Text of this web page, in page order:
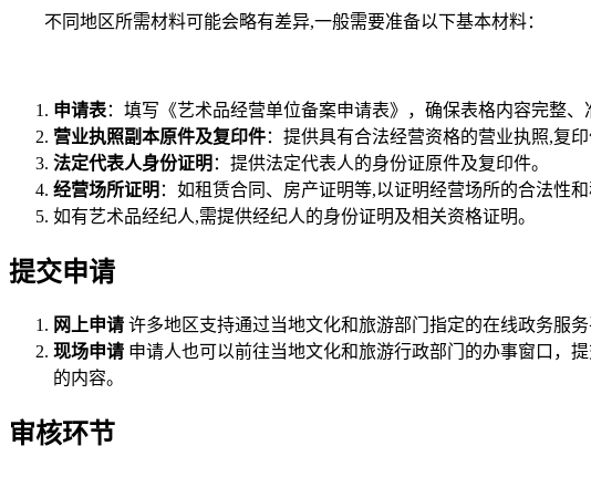
不同地区所需材料可能会略有差异,一般需要准备以下基本材料：
申请表：填写《艺术品经营单位备案申请表》，确保表格内容完整、
营业执照副本原件及复印件：提供具有合法经营资格的营业执照,复印
法定代表人身份证明 ：提供法定代表人的身份证原件及复印件。
经营场所证明 ：如租赁合同、房产证明等,以证明经营场所的合法性和
如有艺术品经纪人,需提供经纪人的身份证明及相关资格证明。
提交申请
网上申请 许多地区支持通过当地文化和旅游部门指定的在线政务服
现场申请 申请人也可以前往当地文化和旅游行政部门的办事窗口，
的内容。
审核环节